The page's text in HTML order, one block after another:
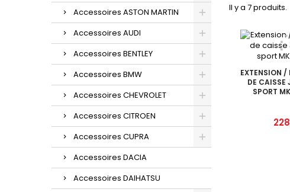
Accessoires ASTON MARTIN
Accessoires AUDI
Accessoires BENTLEY
Accessoires BMW
Accessoires CHEVROLET
Accessoires CITROEN
Accessoires CUPRA
Accessoires DACIA
Accessoires DAIHATSU
Il y a 7 produits.
EXTENSION /
DE CAISSE
SPORT
Prix